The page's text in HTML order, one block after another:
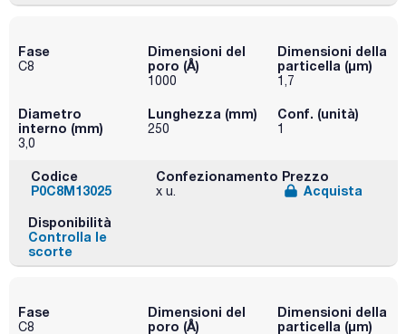
Fase
C8
Dimensioni del
poro (Å)
1000
Dimensioni della
particella (μm)
1,7
Diametro
interno (mm)
3,0
Lunghezza (mm)
250
Conf. (unità)
1
Codice
P0C8M13025
Confezionamento
x u.
Prezzo
Acquista
Disponibilità
Controlla le
scorte
Fase
C8
Dimensioni del
poro (Å)
Dimensioni della
particella (μm)